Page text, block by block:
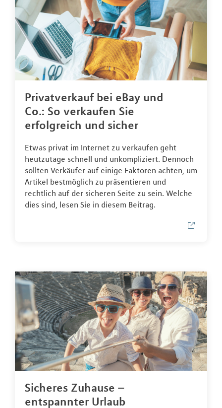
Privatverkauf bei eBay und
Co.: So verkaufen Sie
erfolgreich und sicher
Etwas privat im Internet zu verkaufen geht
heutzutage schnell und unkompliziert. Dennoch
sollten Verkäufer auf einige Faktoren achten, um
Artikel bestmöglich zu präsentieren und
rechtlich auf der sicheren Seite zu sein. Welche
dies sind, lesen Sie in diesem Beitrag.
Sicheres Zuhause –
entspannter Urlaub